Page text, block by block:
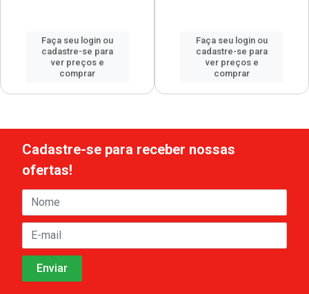
Faça seu login ou
cadastre-se para
ver preços e
comprar
Faça seu login ou
cadastre-se para
ver preços e
comprar
Cadastre-se para receber nossas
ofertas!